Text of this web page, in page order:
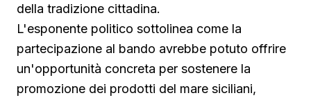
della tradizione cittadina.
L'esponente politico sottolinea come la
partecipazione al bando avrebbe potuto offrire
un'opportunità concreta per sostenere la
promozione dei prodotti del mare siciliani,